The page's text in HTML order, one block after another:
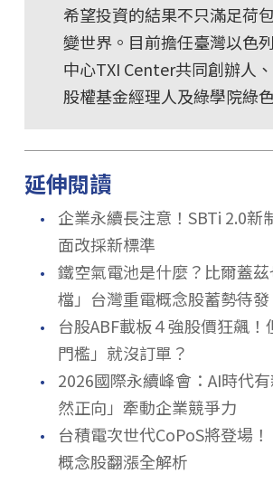
希望投資的結果不只滿足荷
變世界。目前擔任臺灣以色
中心TXI Center共同創辦人
股權基金經理人及綠學院綠
延伸閱讀
．
企業永續長注意！SBTi 2.0新
面改採新標準
． 鐵空氣電池是什麼？比爾蓋
檔」台灣重電概念股蓄勢待發
．
台股ABF載板４強股價狂飆
門檻」就沒訂單？
．
2026國際永續峰會：AI時代
然正向」牽動企業競爭力
．
台積電次世代CoPoS將登場！
概念股翻漲全解析